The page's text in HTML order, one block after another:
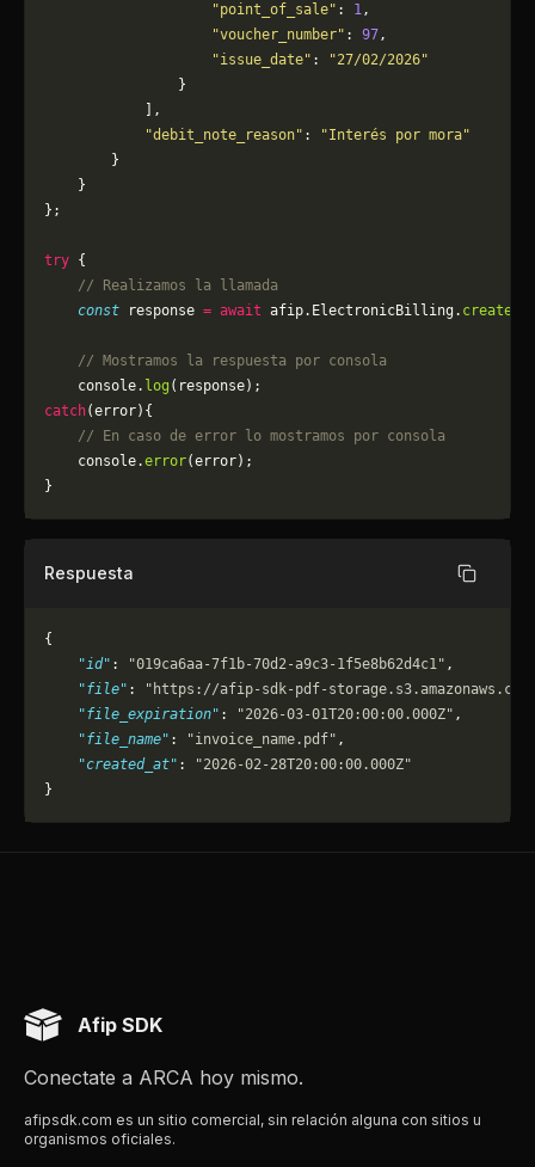
                    "point_of_sale"
: 1,
                    "voucher_number"
: 97,
                    "issue_date"
:
"27/02/2026"
                }
            ],
            "debit_note_reason"
:
"Interés por mora"
        }
    }
};
try {
    // Realizamos la llamada
    const
response = await afip.ElectronicBilling.
    // Mostramos la respuesta por consola
    console.
log (response);
catch(error){
    // En caso de error lo mostramos por consola
	console.
error(error);
}
Respuesta Copiar
{
    "id"
: "019ca6aa-7f1b-70d2-a9c3-1f5e8b62d4c1" ,
    "file"
:
"https://afip-sdk-pdf-
    "file_expiration"
: "2026-03-01T20:00:00.000Z" ,
    "file_name"
: "invoice_name.pdf" ,
    "created_at"
:
"2026-02-28T20:00:00.000Z"
}
Afip SDK
Conectate a ARCA hoy mismo.
afipsdk.com es un sitio comercial, sin relación alguna con sitios u
organismos oficiales.